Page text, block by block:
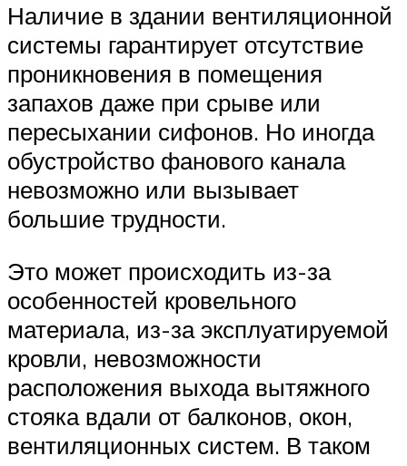
Наличие в здании вентиляционной
системы гарантирует отсутствие
проникновения в помещения
запахов даже при срыве или
пересыхании сифонов. Но иногда
обустройство фанового канала
невозможно или вызывает
большие трудности.
Это может происходить из-за
особенностей кровельного
материала, из-за эксплуатируемой
кровли, невозможности
расположения выхода вытяжного
стояка вдали от балконов, окон,
вентиляционных систем. В таком